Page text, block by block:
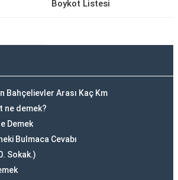
Boykot Listesi
Bahçelievler Arası Kaç Km
ne demek?
Demek
Bulmaca Cevabı
Sokak.)